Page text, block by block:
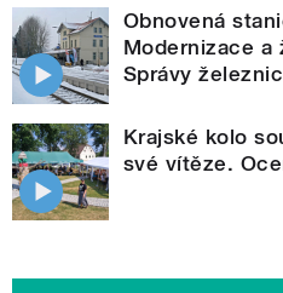
Obnovená
Modernizace a
Správy
Krajské kolo
své vítěze.